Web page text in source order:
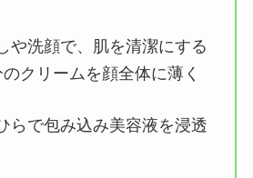
や洗顔で、肌を清潔にする
クリームを顔全体に薄く
らで包み込み美容液を浸透